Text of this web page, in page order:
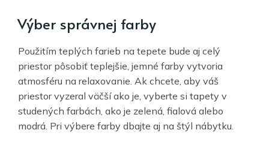
Výber správnej farby
Použitím teplých farieb na tepete bude aj celý
priestor pôsobiť teplejšie, jemné farby vytvoria
atmosféru na relaxovanie. Ak chcete, aby váš
priestor vyzeral väčší ako je, vyberte si tapety v
studených farbách, ako je zelená, fialová alebo
modrá. Pri výbere farby dbajte aj na štýl nábytku.